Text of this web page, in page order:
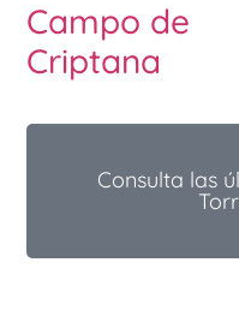
Campo de
Criptana
Consulta las